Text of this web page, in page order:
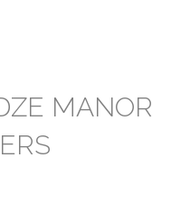
MANOR